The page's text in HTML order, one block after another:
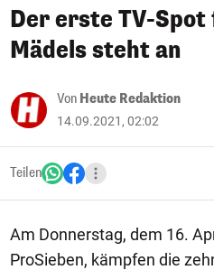
Der erste TV-Spot
Mädels steht an
Von Heute Redaktion
14.09.2021, 02:02
Teilen
Am Donnerstag, dem 16.
ProSieben, kämpfen die